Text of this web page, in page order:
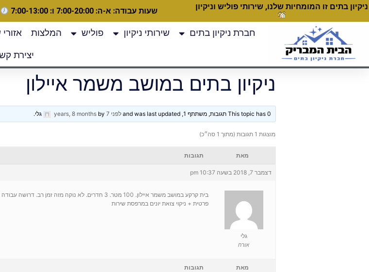
ניקיון בתים זו המומחיות שלנו, שירותי פוליש וניקיון שעות עבודה: א-ה: 7:00-20:00 ו: 7:00-13:00
חברת ניקיון בתים שירותי ניקיון פוליש המלצות
יצירת
ניקיון בתים במושב משמר איילון
This topic has 0 תגובות, משתתף 1, and was last updated לפני 7 years, 8 months by גלי.
מוצגות 1 תגובות (מתוך 1 סה״כ)
מאת תגובות
דצמבר 7, 2018 בשעה 10:37 pm
גלי
אורח
בית קרקע במושב משמר איילון. 100 מטר. 3 חדרים. לא נוקה מזה
פרטית + ניקוי צואת יונים במרפסת שירות
מאת תגובות